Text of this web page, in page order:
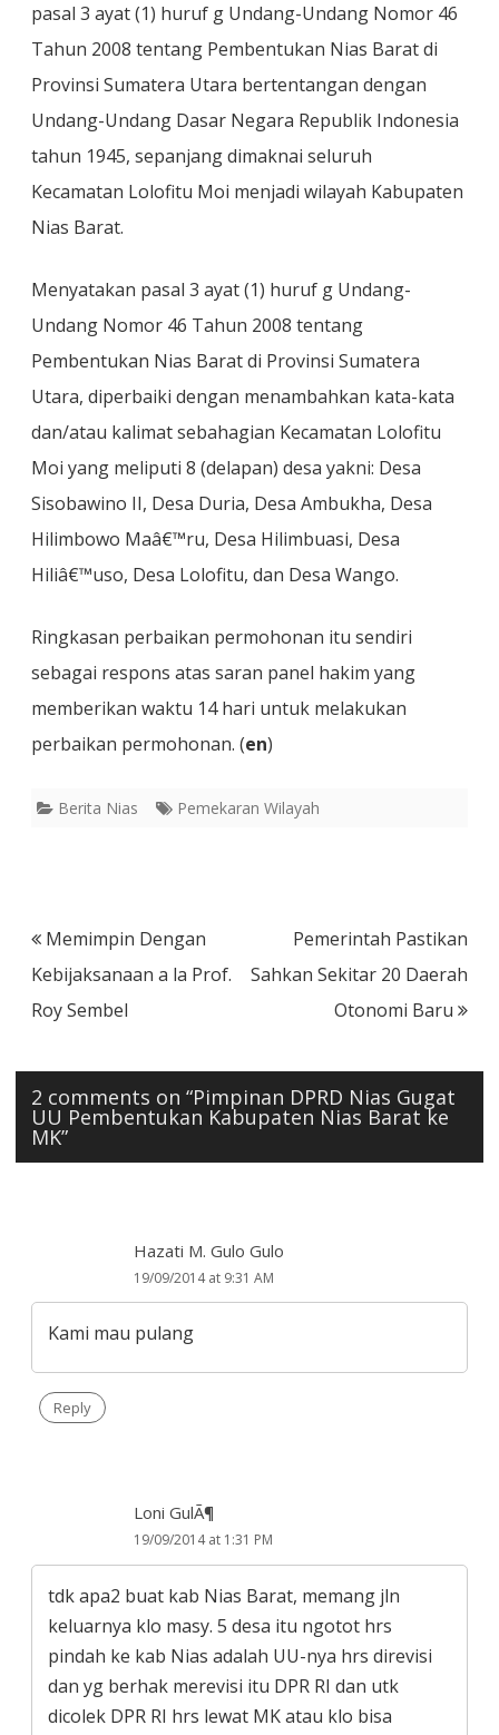
pasal 3 ayat (1) huruf g Undang-Undang Nomor 46
Tahun 2008 tentang Pembentukan Nias Barat di
Provinsi Sumatera Utara bertentangan dengan
Undang-Undang Dasar Negara Republik Indonesia
tahun 1945, sepanjang dimaknai seluruh
Kecamatan Lolofitu Moi menjadi wilayah Kabupaten
Nias Barat.
Menyatakan pasal 3 ayat (1) huruf g Undang-
Undang Nomor 46 Tahun 2008 tentang
Pembentukan Nias Barat di Provinsi Sumatera
Utara, diperbaiki dengan menambahkan kata-kata
dan/atau kalimat sebahagian Kecamatan Lolofitu
Moi yang meliputi 8 (delapan) desa yakni: Desa
Sisobawino II, Desa Duria, Desa Ambukha, Desa
Hilimbowo Maâ€™ru, Desa Hilimbuasi, Desa
Hiliâ€™uso, Desa Lolofitu, dan Desa Wango.
Ringkasan perbaikan permohonan itu sendiri
sebagai respons atas saran panel hakim yang
memberikan waktu 14 hari untuk melakukan
perbaikan permohonan. (en)
Berita Nias Pemekaran Wilayah
Post
navigation
Memimpin Dengan
Kebijaksanaan a la Prof.
Roy Sembel
Pemerintah Pastikan
Sahkan Sekitar 20 Daerah
Otonomi Baru
2 comments on “Pimpinan DPRD Nias Gugat
UU Pembentukan Kabupaten Nias Barat ke
MK”
Hazati M. Gulo Gulo
19/09/2014 at 9:31 AM
Kami mau pulang
Reply
Loni GulÃ¶
19/09/2014 at 1:31 PM
tdk apa2 buat kab Nias Barat, memang jln
keluarnya klo masy. 5 desa itu ngotot hrs
pindah ke kab Nias adalah UU-nya hrs direvisi
dan yg berhak merevisi itu DPR RI dan utk
dicolek DPR RI hrs lewat MK atau klo bisa